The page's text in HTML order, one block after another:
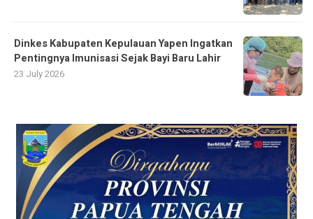
Dinkes Kabupaten Kepulauan Yapen Ingatkan
Pentingnya Imunisasi Sejak Bayi Baru Lahir
23 July 2026